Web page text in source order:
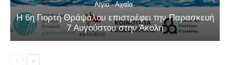
Αίγιο - Αχαΐα
Η 6η Γιορτή Θράψαλου επιστρέφει την Παρασκευή
7 Αυγούστου στην Άκολη